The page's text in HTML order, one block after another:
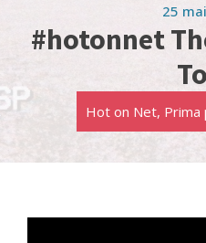
25
#hotonnet
Hot on Net, Prima